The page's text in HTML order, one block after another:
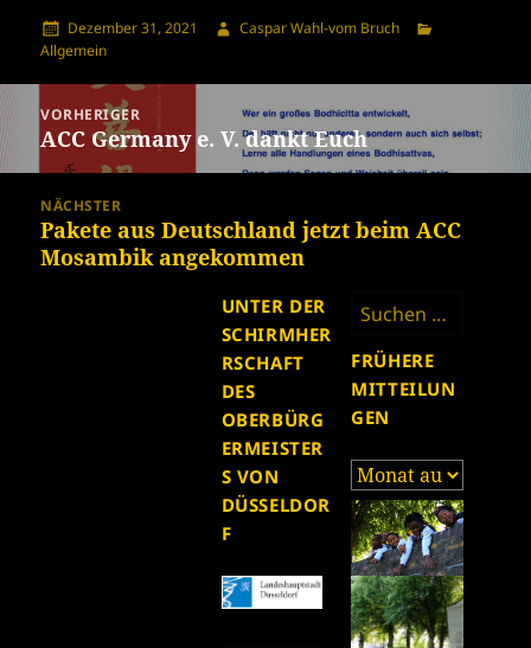
Veröffentlicht
am
Dezember 31, 2021 Autor
Caspar Wahl-vom Bruch
Allgemein
Beitragsnavigation
VORHERIGER
Vorheriger
Beitrag:
ACC Germany e. V. dankt Euch
NÄCHSTER
Nächster
Beitrag:
Pakete aus Deutschland jetzt beim ACC
Mosambik angekommen
Suchen
FRÜHERE
MITTEILUN
GEN
Frühere
Mitteilungen
UNTER DER
SCHIRMHER
RSCHAFT
DES
OBERBÜRG
ERMEISTER
S VON
DÜSSELDOR
F